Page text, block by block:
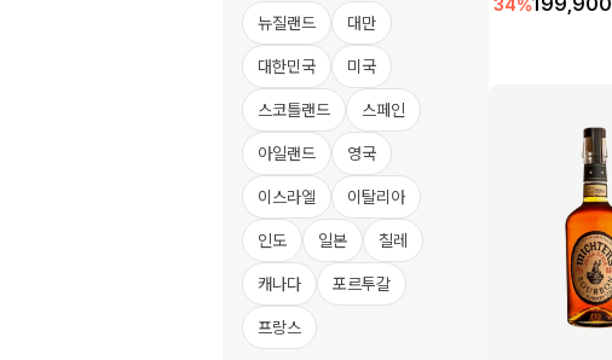
뉴질랜드 대만
대한민국 미국
스코틀랜드 스페인
아일랜드 영국
이스라엘 이탈리아
인도 일본 칠레
캐나다 포르투갈
프랑스
34%